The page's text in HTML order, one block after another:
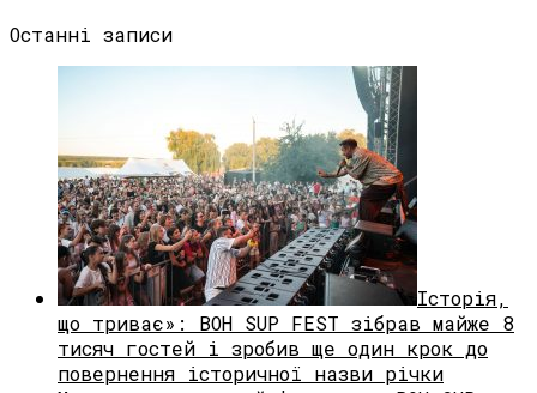
Останні записи
Історія,
що триває»: BOH SUP FEST зібрав майже 8
тисяч гостей і зробив ще один крок до
повернення історичної назви річки